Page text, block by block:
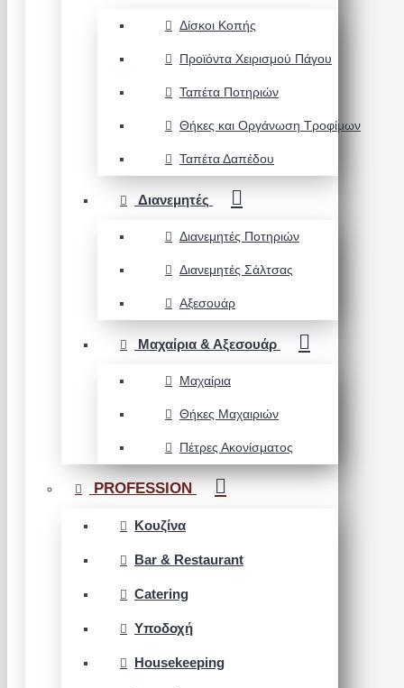
Δίσκοι Κοπής
Προϊόντα Χειρισμού Πάγου
Ταπέτα Ποτηριών
Θήκες και Οργάνωση Τροφίμων
Ταπέτα Δαπέδου
Διανεμητές
Διανεμητές Ποτηριών
Διανεμητές Σάλτσας
Αξεσουάρ
Μαχαίρια & Αξεσουάρ
Μαχαίρια
Θήκες Μαχαιριών
Πέτρες Ακονίσματος
PROFESSION
Κουζίνα
Bar & Restaurant
Catering
Υποδοχή
Housekeeping